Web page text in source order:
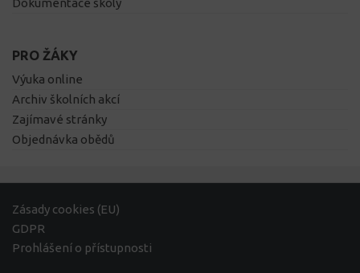
Dokumentace školy
PRO ŽÁKY
Výuka online
Archiv školních akcí
Zajímavé stránky
Objednávka obědů
Zásady cookies (EU)
GDPR
Prohlášení o přístupnosti